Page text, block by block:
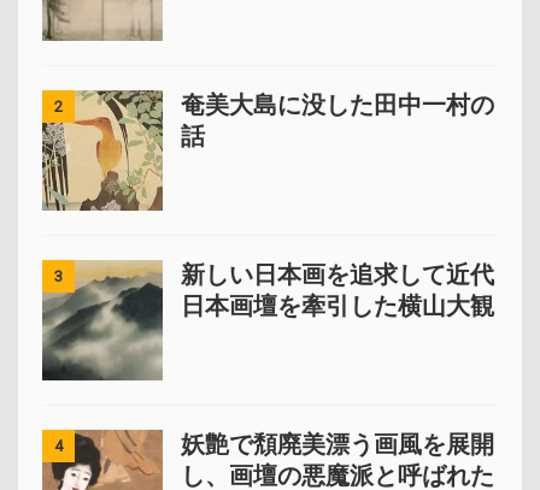
2
奄美大島に没した田中一村の
話
3
新しい日本画を追求して近代
日本画壇を牽引した横山大観
4
妖艶で頽廃美漂う画風を展開
し、画壇の悪魔派と呼ばれた